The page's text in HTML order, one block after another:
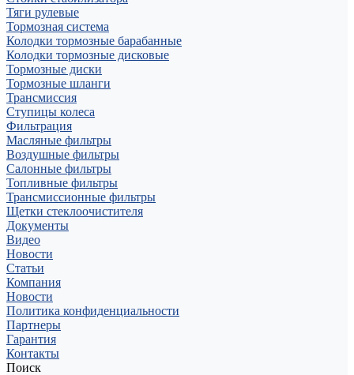
Тяги рулевые
Тормозная система
Колодки тормозные барабанные
Колодки тормозные дисковые
Тормозные диски
Тормозные шланги
Трансмиссия
Ступицы колеса
Фильтрация
Масляные фильтры
Воздушные фильтры
Салонные фильтры
Топливные фильтры
Трансмиссионные фильтры
Щетки стеклоочистителя
Документы
Видео
Новости
Статьи
Компания
Новости
Политика конфиденциальности
Партнеры
Гарантия
Контакты
Поиск